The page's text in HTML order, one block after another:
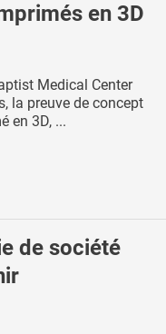
en 3D
Medical Center
la preuve de concept
en 3D, ...
de société